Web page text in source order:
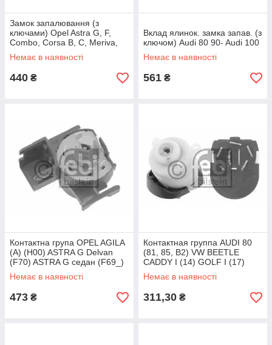
Замок запалювання (з
ключами) Opel Astra G, F,
Combo, Corsa B, C, Meriva,
Zafira A
Немає в наявності
440 ₴
Вклад ялинок. замка запав. (з
ключом) Audi 80 90- Audi 100
Немає в наявності
561 ₴
Контактна група OPEL AGILA
(A) (H00) ASTRA G Delvan
(F70) ASTRA G седан (F69_)
ASTRA G універсал (F35_)
Немає в наявності
473 ₴
Контактная группа AUDI 80
(81, 85, B2) VW BEETLE
CADDY I (14) GOLF I (17)
GOLF II (19E, 1G1) JETTA I
(16)
Немає в наявності
311,30 ₴